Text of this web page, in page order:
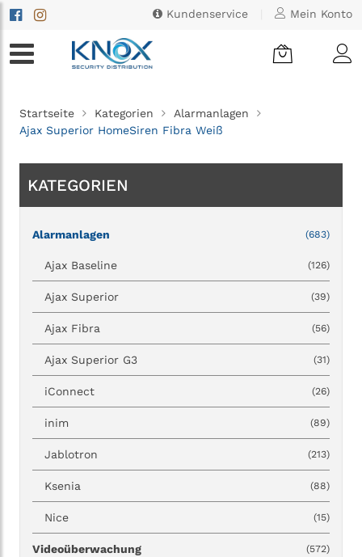
Kundenservice Mein Konto
Startseite Kategorien
Alarmanlagen
Ajax Superior HomeSiren Fibra Weiß
KATEGORIEN
Alarmanlagen (683)
Ajax Baseline (126)
Ajax Superior (39)
Ajax Fibra (56)
Ajax Superior G3 (31)
iConnect (26)
inim (89)
Jablotron (213)
Ksenia (88)
Nice (15)
Videoüberwachung (572)